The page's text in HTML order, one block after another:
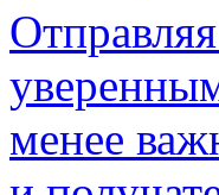
менее